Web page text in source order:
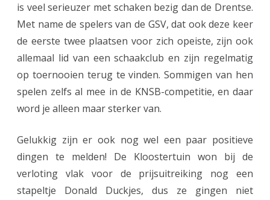
N
K
p
l
a
t
s
is veel serieuzer met schaken bezig dan de Drentse.
Met name de spelers van de GSV, dat ook deze keer
de eerste twee plaatsen voor zich opeiste, zijn ook
allemaal lid van een schaakclub en zijn regelmatig
op toernooien terug te vinden. Sommigen van hen
spelen zelfs al mee in de KNSB-competitie, en daar
word je alleen maar sterker van.
Gelukkig zijn er ook nog wel een paar positieve
dingen te melden! De Kloostertuin won bij de
verloting vlak voor de prijsuitreiking nog een
stapeltje Donald Duckjes, dus ze gingen niet